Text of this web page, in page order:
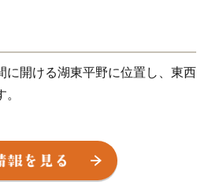
に開ける湖東平野に位置し、東西
質な近江米が生産され、広大な
収穫でき、日本三大和牛「近江
います。